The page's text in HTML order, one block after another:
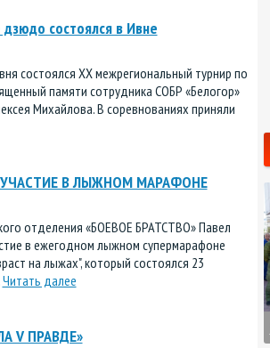
состоялся в Ивне
состоялся XX межрегиональный турнир по
памяти сотрудника СОБР «Белогор»
Михайлова. В соревнованиях приняли
УЧАСТИЕ В ЛЫЖНОМ МАРАФОНЕ
отделения «БОЕВОЕ БРАТСТВО» Павел
в ежегодном лыжном супермарафоне
на лыжах", который состоялся 23
Читать далее
V ПРАВДЕ»